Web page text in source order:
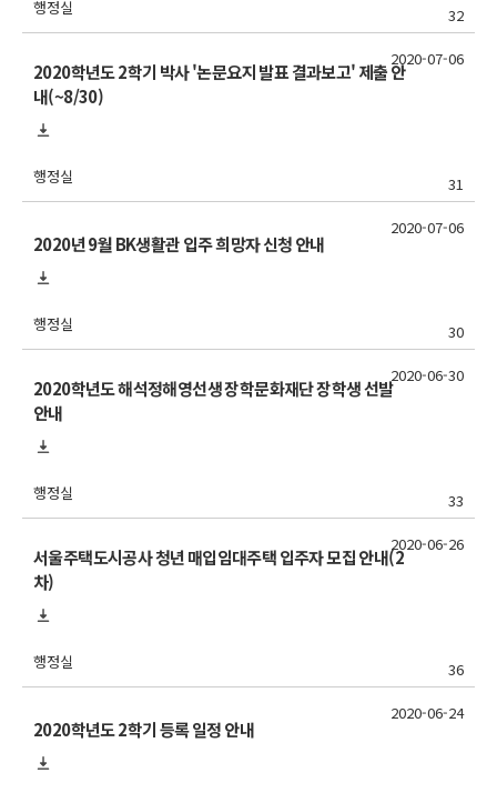
행정실 32
2020학년도 2학기 박사 '논문요지 발표 결과보고' 제출 안
내(~8/30)
행정실 31
2020-07-06
2020년 9월 BK생활관 입주 희망자 신청 안내
행정실 30
2020-07-06
2020학년도 해석정해영선생 장학문화재단 장학생 선발
안내
행정실 33
2020-06-30
서울주택도시공사 청년 매입임대주택 입주자 모집 안내(2
차)
행정실 36
2020-06-26
2020학년도 2학기 등록 일정 안내
2020-06-24